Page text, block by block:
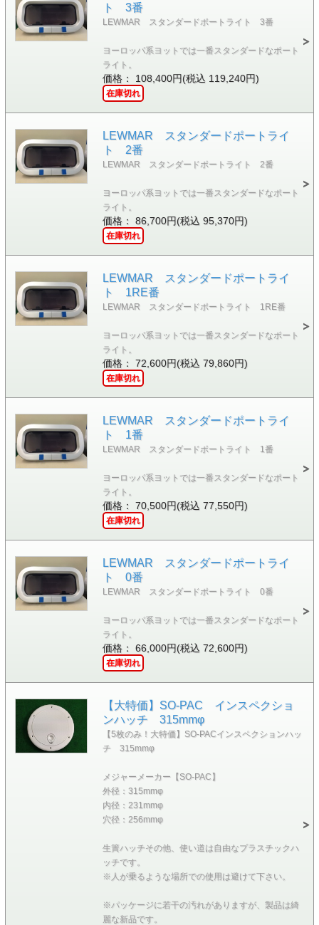
ト 3番
LEWMAR スタンダードポートライト 3番
ヨーロッパ系ヨットでは一番スタンダードなポート
ライト。
価格： 108,400円(税込 119,240円)
在庫切れ
LEWMAR スタンダードポートライ
ト 2番
LEWMAR スタンダードポートライト 2番
ヨーロッパ系ヨットでは一番スタンダードなポート
ライト。
価格： 86,700円(税込 95,370円)
在庫切れ
LEWMAR スタンダードポートライ
ト 1RE番
LEWMAR スタンダードポートライト 1RE番
ヨーロッパ系ヨットでは一番スタンダードなポート
ライト。
価格： 72,600円(税込 79,860円)
在庫切れ
LEWMAR スタンダードポートライ
ト 1番
LEWMAR スタンダードポートライト 1番
ヨーロッパ系ヨットでは一番スタンダードなポート
ライト。
価格： 70,500円(税込 77,550円)
在庫切れ
LEWMAR スタンダードポートライ
ト 0番
LEWMAR スタンダードポートライト 0番
ヨーロッパ系ヨットでは一番スタンダードなポート
ライト。
価格： 66,000円(税込 72,600円)
在庫切れ
【大特価】SO-PAC インスペクショ
ンハッチ 315mmφ
【5枚のみ！大特価】SO-PACインスペクションハッ
チ 315mmφ
メジャーメーカー【SO-PAC】
外径：315mmφ
内径：231mmφ
穴径：256mmφ
生簀ハッチその他、使い道は自由なプラスチックハ
ッチです。
※人が乗るような場所での使用は避けて下さい。
※パッケージに若干の汚れがありますが、製品は綺
麗な新品です。